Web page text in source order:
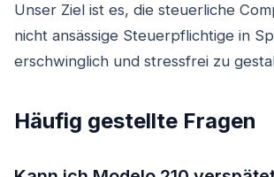
Unser Ziel ist es, die steuerliche
nicht ansässige Steuerpflichtige in
erschwinglich und stressfrei zu
Häufig gestellte Fragen